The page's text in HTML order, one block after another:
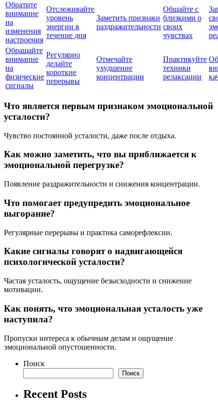
Обратите
внимание
на
изменения
настроения
Отслеживайте
уровень
энергии в
течение дня
Заметить признаки
раздражительности
Общайте с
близкими о
своих
чувствах
Обращайте
внимание
на
физические
сигналы
Регулярно
делайте
короткие
перерывы
Отмечайте
ухудшение
концентрации
Практикуйте
техники
релаксации
Что является первым признаком эмоциональной
усталости?
Чувство постоянной усталости, даже после отдыха.
Как можно заметить, что вы приближается к
эмоциональной перегрузке?
Появление раздражительности и снижения концентрации.
Что помогает предупредить эмоциональное
выгорание?
Регулярные перерывы и практика саморефлексии.
Какие сигналы говорят о надвигающейся
психологической усталости?
Частая усталость, ощущение безысходности и снижение
мотивации.
Как понять, что эмоциональная усталость уже
наступила?
Пропуски интереса к обычным делам и ощущение
эмоциональной опустошенности.
Поиск
Поиск
Recent Posts